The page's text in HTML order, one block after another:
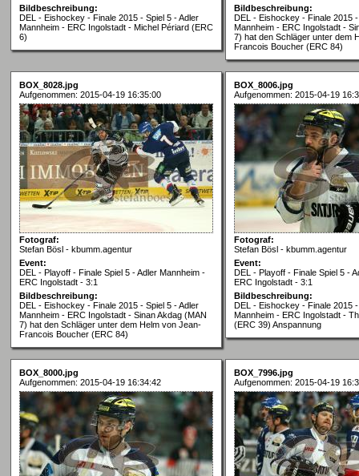
Bildbeschreibung:
DEL - Eishockey - Finale 2015 - Spiel 5 - Adler
Mannheim - ERC Ingolstadt - Michel Périard (ERC
6)
Bildbeschreibung:
DEL - Eishockey - Finale 2015
Mannheim - ERC Ingolstadt -
7) hat den Schläger unter dem
Francois Boucher (ERC 84)
BOX_8028.jpg
Aufgenommen: 2015-04-19 16:35:00
Fotograf:
Stefan Bösl - kbumm.agentur
Event:
DEL - Playoff - Finale Spiel 5 - Adler Mannheim -
ERC Ingolstadt - 3:1
Bildbeschreibung:
DEL - Eishockey - Finale 2015 - Spiel 5 - Adler
Mannheim - ERC Ingolstadt - Sinan Akdag (MAN
7) hat den Schläger unter dem Helm von Jean-
Francois Boucher (ERC 84)
BOX_8006.jpg
Aufgenommen: 2015-04-19
Fotograf:
Stefan Bösl - kbumm.agentur
Event:
DEL - Playoff - Finale Spiel 5 -
ERC Ingolstadt - 3:1
Bildbeschreibung:
DEL - Eishockey - Finale 2015
Mannheim - ERC Ingolstadt -
(ERC 39) Anspannung
BOX_8000.jpg
Aufgenommen: 2015-04-19 16:34:42
BOX_7996.jpg
Aufgenommen: 2015-04-19